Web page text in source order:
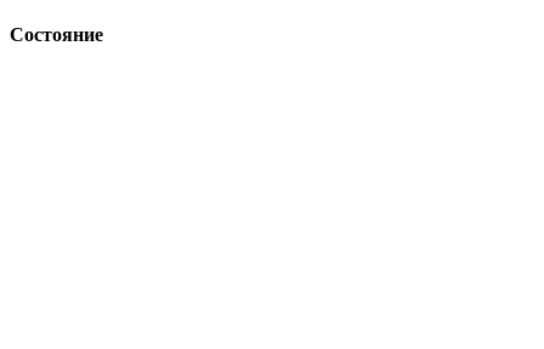
Состояние